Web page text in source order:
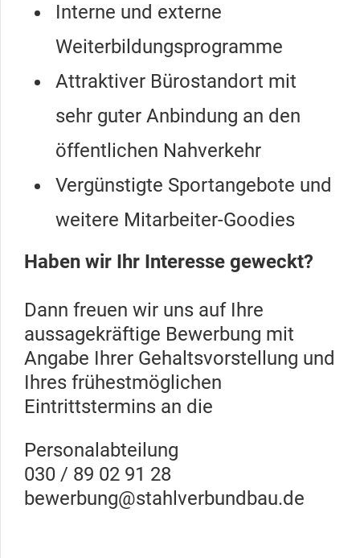
Interne und externe
Weiterbildungsprogramme
Attraktiver Bürostandort mit
sehr guter Anbindung an den
öffentlichen Nahverkehr
Vergünstigte Sportangebote und
weitere Mitarbeiter-Goodies
Haben wir Ihr Interesse geweckt?
Dann freuen wir uns auf Ihre
aussagekräftige Bewerbung mit
Angabe Ihrer Gehaltsvorstellung und
Ihres frühestmöglichen
Eintrittstermins an die
Personalabteilung
030 / 89 02 91 28
bewerbung@stahlverbundbau.de